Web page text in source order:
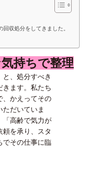
収処分をしてきました。
持ちで整理
、処分すべき
きます。私たち
、かえってその
だいていま
「高齢で気力が
頼を承り、スタ
でその仕事に臨